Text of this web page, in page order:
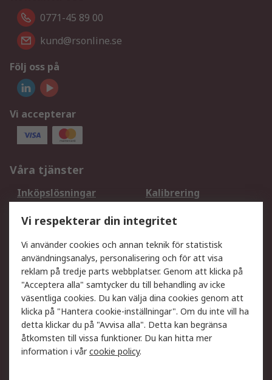
0771-45 89 00
kund@rsonline.se
Följ oss på
Vi accepterar
Våra tjänster
Inköpslösningar
Kalibrering
DesignSpark
Teknisk Support
Ditt lokala säljteam
Exportlösningar
Support
Få hjälp
Retur av varor
Leverans
Spåra din order
Begär en fakturakopi
Fördelar med RS-konto
Betalningsalternativ
Vi respekterar din integritet
Vi använder cookies och annan teknik för statistisk
användningsanalys, personalisering och för att visa
reklam på tredje parts webbplatser. Genom att klicka på
"Acceptera alla" samtycker du till behandling av icke
väsentliga cookies. Du kan välja dina cookies genom att
klicka på "Hantera cookie-inställningar". Om du inte vill ha
detta klickar du på "Avvisa alla". Detta kan begränsa
åtkomsten till vissa funktioner. Du kan hitta mer
information i vårcookie policy.